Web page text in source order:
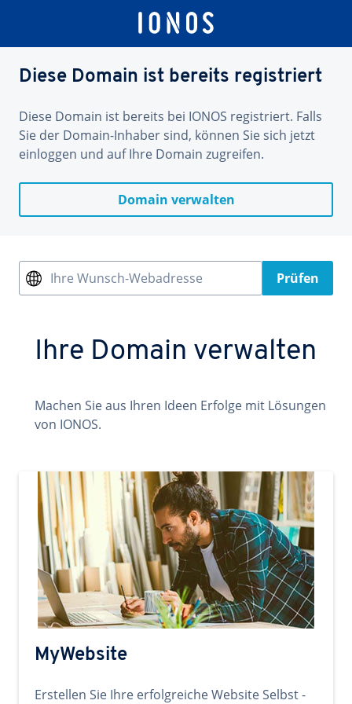
Diese Domain ist bereits registriert
Diese Domain ist bereits bei IONOS registriert. Falls
Sie der Domain-Inhaber sind, können Sie sich jetzt
einloggen und auf Ihre Domain zugreifen.
Domain verwalten
Ihre Wunsch-Webadresse Prüfen
Ihre Domain verwalten
Machen Sie aus Ihren Ideen Erfolge mit Lösungen
von IONOS.
MyWebsite
Erstellen Sie Ihre erfolgreiche Website Selbst -